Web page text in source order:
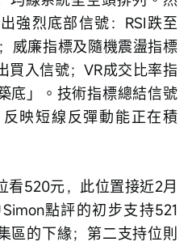
強烈底部信號：RSI跌至
威廉指標及隨機震盪指標
買入信號；VR成交比率指
底」。技術指標總結信號
映短線反彈動能正在積
看520元，此位置接近2月
點評的初步支持521
區的下緣；第二支持位則